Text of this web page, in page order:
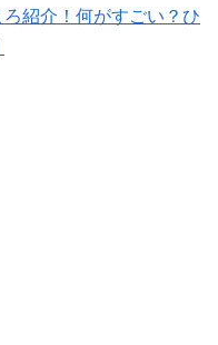
紹介！何がすごい？ひ